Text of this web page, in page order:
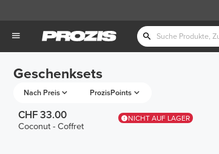
Geschenksets
Nach Preis ProzisPoints
NICHT AUF LAGER
CHF 33.00
Coconut - Coffret